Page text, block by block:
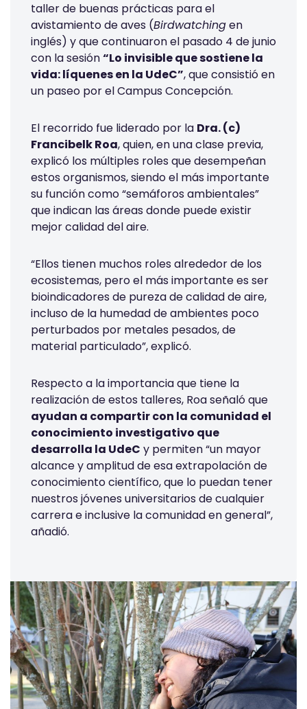
taller de buenas prácticas para el
avistamiento de aves (Birdwatchingen
inglés) y que continuaron el pasado 4 de junio
con la sesión“Lo invisible que sostiene la
vida: líquenes en la UdeC”, que consistió en
un paseo por el Campus Concepción.
El recorrido fue liderado por la Dra. (c)
Francibelk Roa, quien, en una clase previa,
explicó los múltiples roles que desempeñan
estos organismos, siendo el más importante
su función como “semáforos ambientales”
que indican las áreas donde puede existir
mejor calidad del aire.
“Ellos tienen muchos roles alrededor de los
ecosistemas, pero el más importante es ser
bioindicadores de pureza de calidad de aire,
incluso de la humedad de ambientes poco
perturbados por metales pesados, de
material particulado”, explicó.
Respecto a la importancia que tiene la
realización de estos talleres, Roa señaló que
ayudan a compartir con la comunidad el
conocimiento investigativo que
desarrolla la UdeC y permiten “un mayor
alcance y amplitud de esa extrapolación de
conocimiento científico, que lo puedan tener
nuestros jóvenes universitarios de cualquier
carrera e inclusive la comunidad en general”,
añadió.